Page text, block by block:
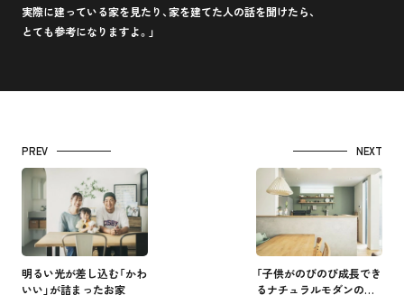
実際に建っている家を見たり、家を建てた人の話を聞けたら、
とても参考になりますよ。」
PREV
明るい光が差し込む「かわ
いい」が詰まったお家
NEXT
「子供がのびのび成長でき
るナチュラルモダンのお